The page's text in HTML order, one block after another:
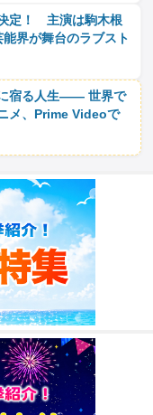
定！ 主演は駒木根
界が舞台のラブスト
宿る人生―― 世界で
メ、Prime Videoで